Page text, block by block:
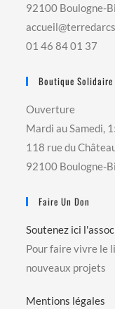
92100 Boulogne-
01 46 84 01 37
Boutique Solidaire
Ouverture
Mardi au Samedi,
118 rue du
92100 Boulogne-
Faire Un Don
Soutenez ici
Pour faire vivre le
nouveaux projets
Mentions légales